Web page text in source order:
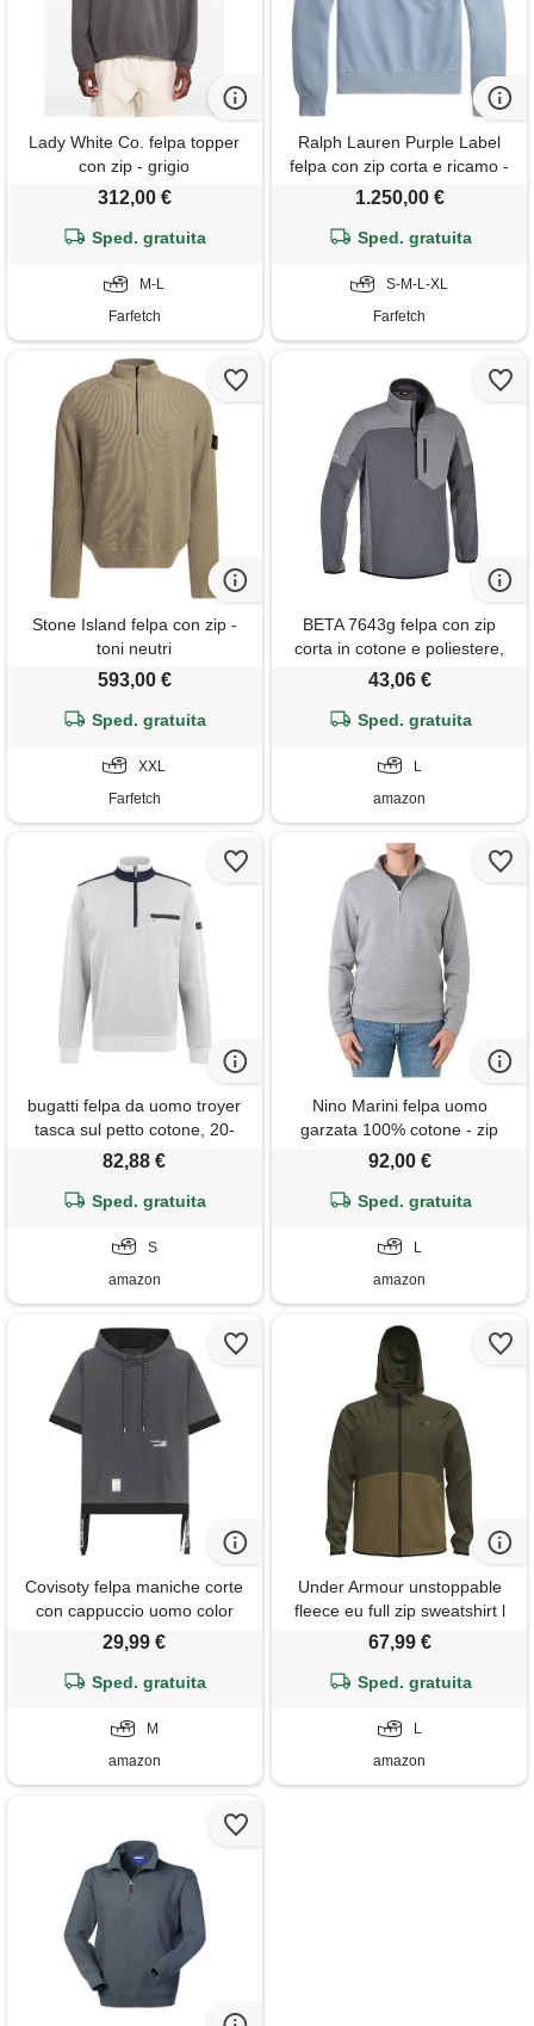
Lady White Co. felpa topper
con zip - grigio
312,00 €
Sped. gratuita
M-L
Farfetch
Ralph Lauren Purple Label
felpa con zip corta e ricamo -
blu
1.250,00 €
Sped. gratuita
S-M-L-XL
Farfetch
Stone Island felpa con zip -
toni neutri
593,00 €
Sped. gratuita
XXL
Farfetch
BETA 7643g felpa con zip
corta in cotone e poliestere,
taglia l, con dettagli reflex e
colore antracite e grigio chiaro
43,06 €
Sped. gratuita
L
amazon
bugatti felpa da uomo troyer
tasca sul petto cotone, 20-
ecru, s
82,88 €
Sped. gratuita
S
amazon
Nino Marini felpa uomo
garzata 100% cotone - zip
corta mezzo collo - taglie m/l -
scelta. Fine serie (it, testo, l,
92,00 €
Sped. gratuita
L
amazon
Covisoty felpa maniche corte
con cappuccio uomo color
block maglietta con cappuccio
sweatshirt
29,99 €
Sped. gratuita
M
amazon
Under Armour unstoppable
fleece eu full zip sweatshirt l
67,99 €
Sped. gratuita
L
amazon